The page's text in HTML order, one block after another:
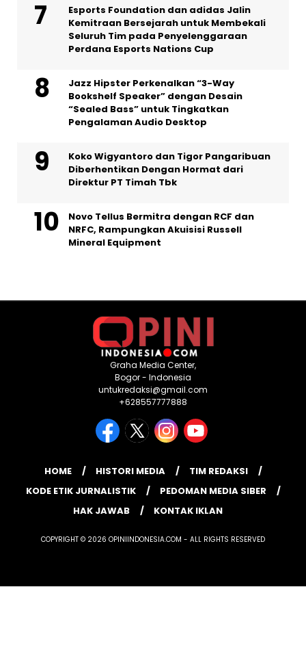
Esports Foundation dan adidas Jalin
Kemitraan Bersejarah untuk Membekali
Seluruh Tim pada Penyelenggaraan
Perdana Esports Nations Cup
Jazz Hipster Perkenalkan “3-Way
Bookshelf Speaker” dengan Desain
“Sealed Bass” untuk Tingkatkan
Pengalaman Audio Desktop
Koko Wigyantoro dan Tigor Pangaribuan
Diberhentikan Dengan Hormat dari
Direktur PT Timah Tbk
Novo Tellus Bermitra dengan RCF dan
NRFC, Rampungkan Akuisisi Russell
Mineral Equipment
Graha Media Center,
Bogor - Indonesia
untukredaksi@gmail.com
+628557777888
HOME HISTORI MEDIA
TIM REDAKSI
KODE ETIK JURNALISTIK
PEDOMAN MEDIA SIBER
HAK JAWAB
KONTAK IKLAN
COPYRIGHT © 2026 OPINIINDONESIA.COM - ALL RIGHTS RESERVED